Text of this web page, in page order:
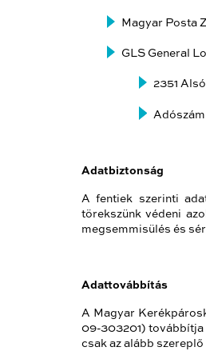
Magyar Posta
GLS General
2351
Adatbiztonság
A fentiek szerinti
törekszünk védeni
megsemmisülés és
Adattovábbítás
A Magyar
09-303201) továbbítja
csak az alább